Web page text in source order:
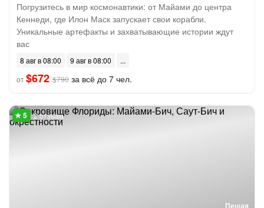
Погрузитесь в мир космонавтики: от Майами до центра
Кеннеди, где Илон Маск запускает свои корабли.
Уникальные артефакты и захватывающие истории ждут
вас
8 авг в 08:00
9 авг в 08:00
от$672 $790 за всё до 7 чел.
Пешая
2 отзыва